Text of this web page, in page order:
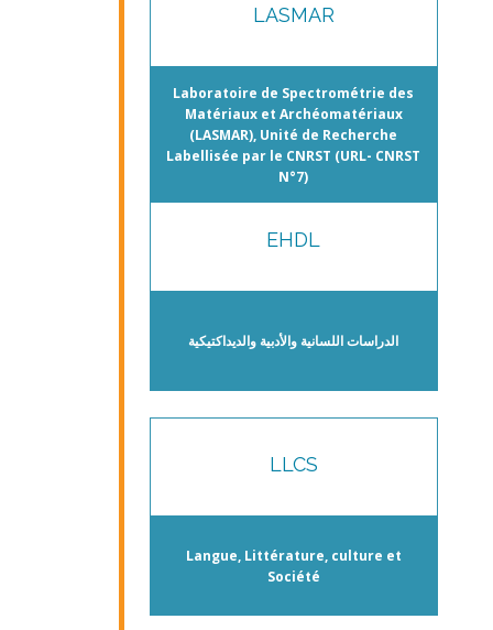
LASMAR
Laboratoire de Spectrométrie des
Matériaux et Archéomatériaux
(LASMAR), Unité de Recherche
Labellisée par le CNRST (URL- CNRST
N°7)
EHDL
الدراسات اللسانية والأدبية والديداكتيكية
LLCS
Langue, Littérature, culture et
Société